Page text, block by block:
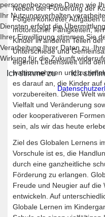
Neben der Förderung der
Folgen konkreter Aufgaben
motorischer Fähigkeiten,
Kinder in anderen Teilen
Unterschiede und
eigenen Lebenswelt und
wahrzunehmen und zu
es darauf an, die Kinder auf
vorzubereiten. Diese Welt
Vielfalt und Veränderung
oder kooperativeren
sein, als wir das heute
Ziel des Globalen Lernens
Vorschule ist es, die
durch eine ganzheitliche
Förderung zu erlangen.
Freude und Neugier auf die
entwickeln. Auf
Globale Lernen im
personenbezogene Daten wie
Ihr Nutzungsverhalten
Diensten erfolgt die
Ihrer Einwilligung stimmen Sie
Verarbeitung Ihrer Daten zu.
Wirkung für die Zukunft
Ich stimme zu Ich